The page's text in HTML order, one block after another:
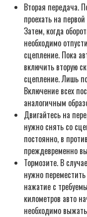
Вторая передача.
проехать на
Затем, когда
необходимо
сцепление. Пока
включить вторую
сцепление. Лишь
Включение всех
аналогичным
Двигайтесь на
нужно снять со
постоянно, в
преждевременно
Тормозите. В
нужно
нажатие с
километров авто
необходимо